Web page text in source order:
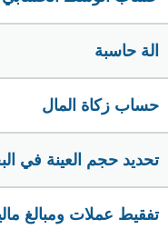
الة حاسبة
حساب زكاة المال
تحديد حجم العينة في
تفقيط عملات ومبالغ